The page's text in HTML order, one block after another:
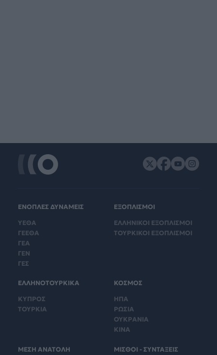
ΕΝΟΠΛΕΣ ΔΥΝΑΜΕΙΣ
ΥΕΘΑ
ΓΕΕΘΑ
ΓΕΑ
ΓΕΝ
ΓΕΣ
ΕΞΟΠΛΙΣΜΟΙ
ΕΛΛΗΝΙΚΟΙ ΕΞΟΠΛΙΣΜΟΙ
ΤΟΥΡΚΙΚΟΙ ΕΞΟΠΛΙΣΜΟΙ
ΕΛΛΗΝΟΤΟΥΡΚΙΚΑ
ΚΥΠΡΟΣ
ΤΟΥΡΚΙΑ
ΚΟΣΜΟΣ
ΗΠΑ
ΡΩΣΙΑ
ΟΥΚΡΑΝΙΑ
ΚΙΝΑ
ΜΕΣΗ ΑΝΑΤΟΛΗ ΜΙΣΘΟΙ - ΣΥΝΤΑΞΕΙΣ